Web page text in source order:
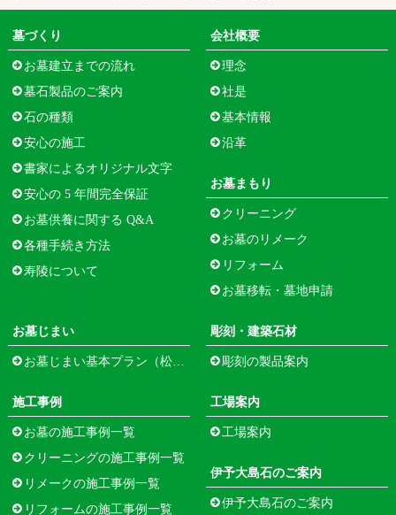
墓づくり
お墓建立までの流れ
墓石製品のご案内
石の種類
安心の施工
書家によるオリジナル文字
安心の 5 年間完全保証
お墓供養に関する Q&A
各種手続き方法
寿陵について
会社概要
理念
社是
基本情報
沿革
お墓まもり
クリーニング
お墓のリメーク
リフォーム
お墓移転・墓地申請
お墓じまい
お墓じまい基本プラン（松江市寺町）
彫刻・建築石材
彫刻の製品案内
施工事例
お墓の施工事例一覧
クリーニングの施工事例一覧
リメークの施工事例一覧
リフォームの施工事例一覧
工場案内
工場案内
伊予大島石のご案内
伊予大島石のご案内